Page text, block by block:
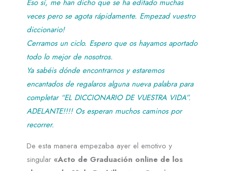
Eso sí, me han dicho que se ha editado muchas
veces pero se agota rápidamente. Empezad vuestro
diccionario!
Cerramos un ciclo. Espero que os hayamos aportado
todo lo mejor de nosotros.
Ya sabéis dónde encontrarnos y estaremos
encantados de regalaros alguna nueva palabra para
completar “EL DICCIONARIO DE VUESTRA VIDA”.
ADELANTE!!!! Os esperan muchos caminos por
recorrer.
De esta manera empezaba ayer el emotivo y
singular«Acto de Graduación online de los